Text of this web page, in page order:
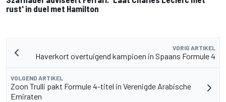
rust' in duel met Hamilton
VORIG ARTIKEL
Haverkort overtuigend kampioen in Spaans Formule 4
VOLGEND ARTIKEL
Zoon Trulli pakt Formule 4-titel in Verenigde Arabische
Emiraten